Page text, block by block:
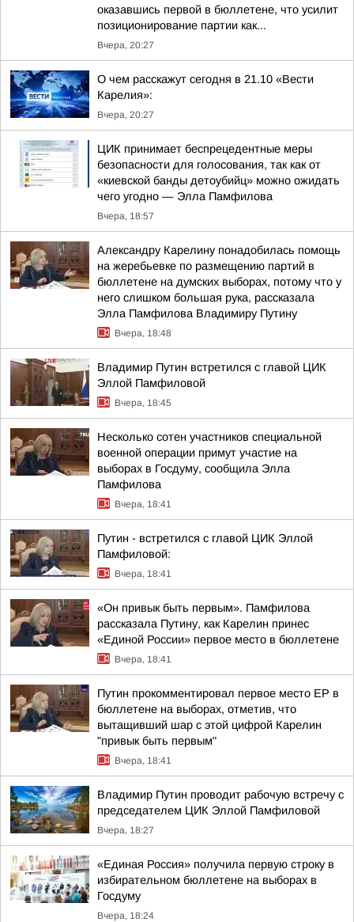
оказавшись первой в бюллетене, что усилит
позиционирование партии как...
Вчера, 20:27
О чем расскажут сегодня в 21.10 «Вести
Карелия»:
Вчера, 20:27
ЦИК принимает беспрецедентные меры
безопасности для голосования, так как от
«киевской банды детоубийц» можно ожидать
чего угодно — Элла Памфилова
Вчера, 18:57
Александру Карелину понадобилась помощь
на жеребьевке по размещению партий в
бюллетене на думских выборах, потому что у
него слишком большая рука, рассказала
Элла Памфилова Владимиру Путину
Вчера, 18:48
Владимир Путин встретился с главой ЦИК
Эллой Памфиловой
Вчера, 18:45
Несколько сотен участников специальной
военной операции примут участие на
выборах в Госдуму, сообщила Элла
Памфилова
Вчера, 18:41
Путин - встретился с главой ЦИК Эллой
Памфиловой:
Вчера, 18:41
«Он привык быть первым». Памфилова
рассказала Путину, как Карелин принес
«Единой России» первое место в бюллетене
Вчера, 18:41
Путин прокомментировал первое место ЕР в
бюллетене на выборах, отметив, что
вытащивший шар с этой цифрой Карелин
"привык быть первым"
Вчера, 18:41
Владимир Путин проводит рабочую встречу с
председателем ЦИК Эллой Памфиловой
Вчера, 18:27
«Единая Россия» получила первую строку в
избирательном бюллетене на выборах в
Госдуму
Вчера, 18:24